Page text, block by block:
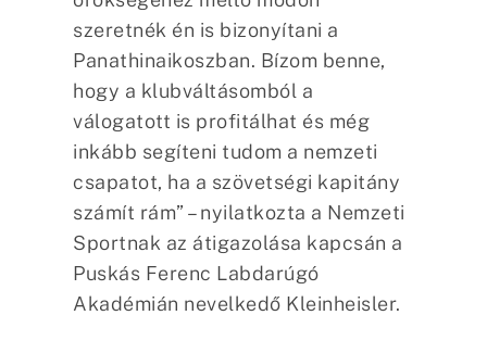
szeretnék én is bizonyítani a
Panathinaikoszban. Bízom benne,
hogy a klubváltásomból a
válogatott is profitálhat és még
inkább segíteni tudom a nemzeti
csapatot, ha a szövetségi kapitány
számít rám” – nyilatkozta a Nemzeti
Sportnak az átigazolása kapcsán a
Puskás Ferenc Labdarúgó
Akadémián nevelkedő Kleinheisler.